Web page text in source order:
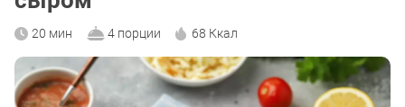
20 мин 4 порции 68 Ккал